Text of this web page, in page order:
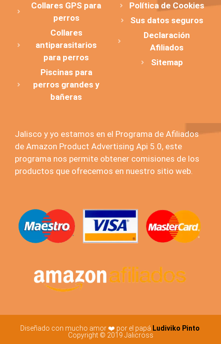
Collares GPS para
perros
Collares
antiparasitarios
para perros
Piscinas para
perros grandes y
bañeras
Política de Cookies
Sus datos seguros
Declaración
Afiliados
Sitemap
Jalisco y yo estamos en el Programa de Afiliados
de Amazon Product Advertising Api 5.0, este
programa nos permite obtener comisiones de los
productos que ofrecemos en nuestro sitio web.
Diseñado con mucho amor ❤️ por el papá Ludiviko Pinto
Copyright © 2019 Jalicross